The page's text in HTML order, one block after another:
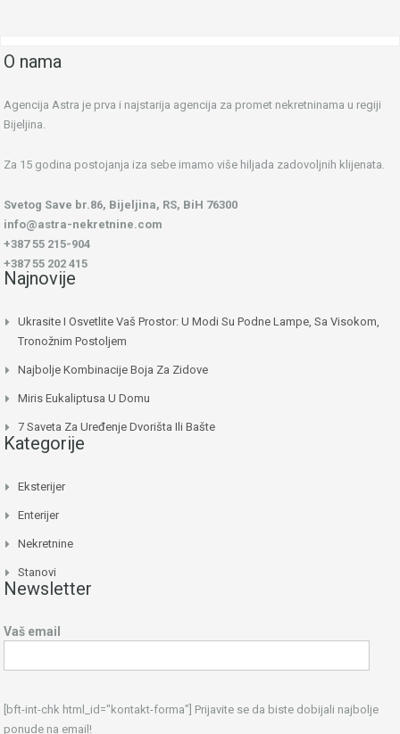
O nama
Agencija Astra je prva i najstarija agencija za promet nekretninama u regiji
Bijeljina.
Za 15 godina postojanja iza sebe imamo više hiljada zadovoljnih klijenata.
Svetog Save br.86, Bijeljina, RS, BiH 76300
info@astra-nekretnine.com
+387 55 215-904
+387 55 202 415
Najnovije
Ukrasite I Osvetlite Vaš Prostor: U Modi Su Podne Lampe, Sa Visokom,
Tronožnim Postoljem
Najbolje Kombinacije Boja Za Zidove
Miris Eukaliptusa U Domu
7 Saveta Za Uređenje Dvorišta Ili Bašte
Kategorije
Eksterijer
Enterijer
Nekretnine
Stanovi
Newsletter
Vaš email
[bft-int-chk html_id="kontakt-forma"] Prijavite se da biste dobijali najbolje
ponude na email!